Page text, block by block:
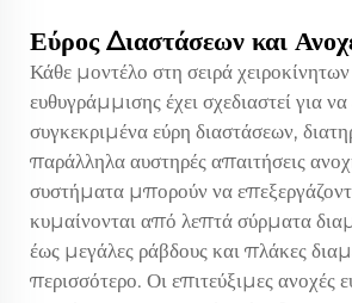
Εύρος Διαστάσεων και
Κάθε μοντέλο στη σειρά
ευθυγράμμισης έχει σχεδιαστεί για
συγκεκριμένα εύρη διαστάσεων,
παράλληλα αυστηρές απαιτήσεις
συστήματα μπορούν να
κυμαίνονται από λεπτά σύρματα
έως μεγάλες ράβδους και πλάκες
περισσότερο. Οι επιτεύξιμες ανοχές